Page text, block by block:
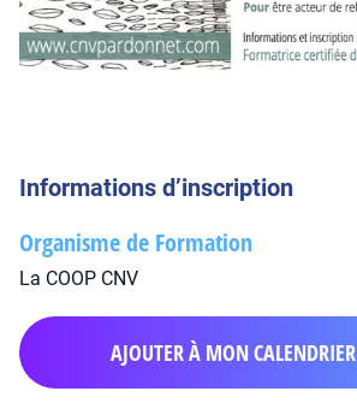
Informations d’inscription
Organisme de Formation
La COOP CNV
AJOUTER À MON CALENDRIER